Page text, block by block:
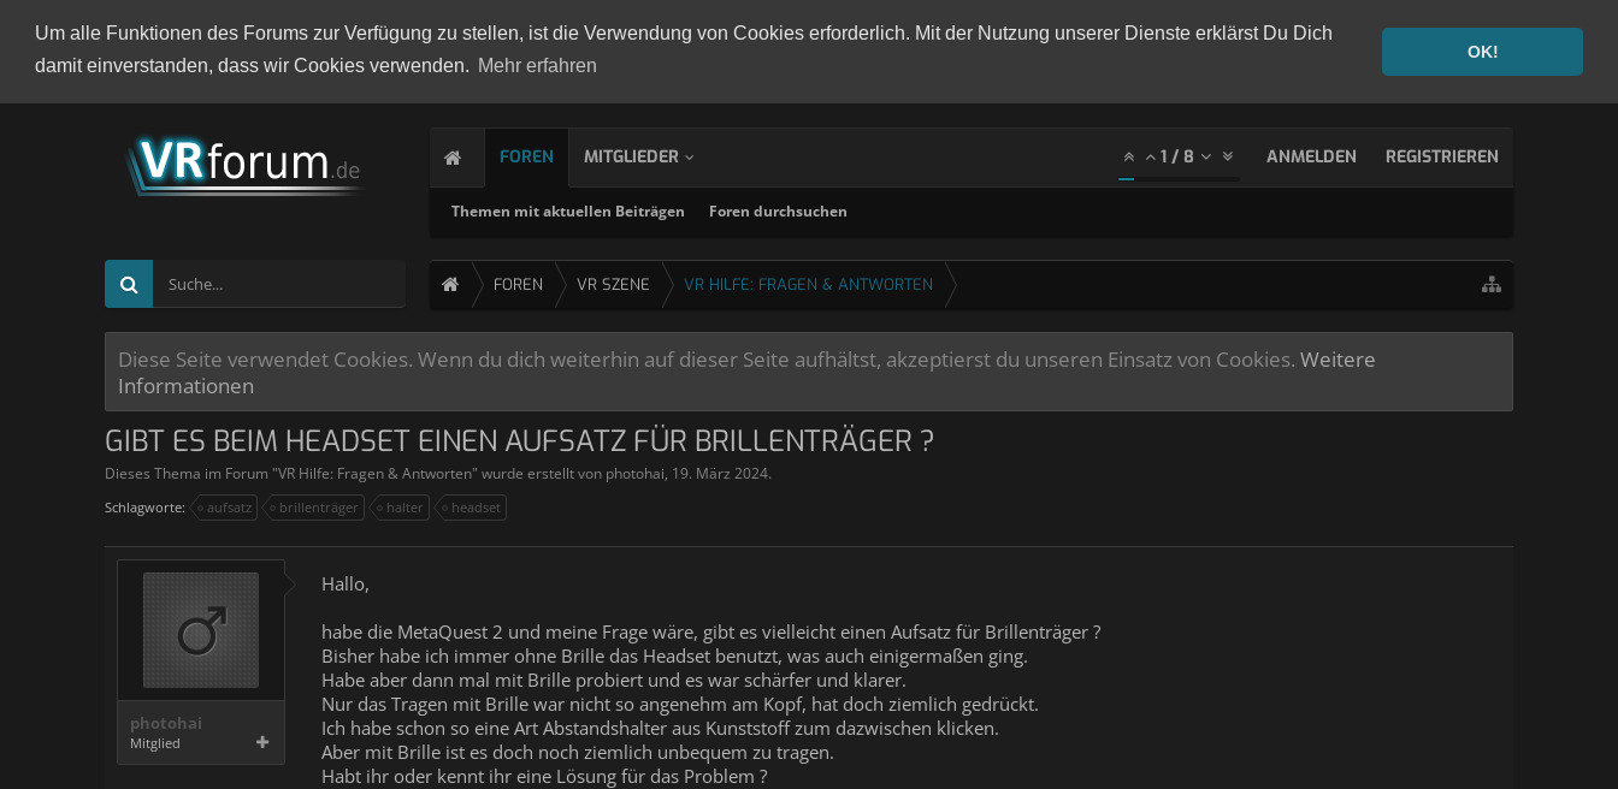
Um alle Funktionen des Forums zur Verfügung zu stellen, ist die Verwendung von Cookies erforderlich. Mit der Nutzung unserer Dienste erklärst Du Dich
damit einverstanden, dass wir Cookies verwenden. Mehr erfahren
OK!
FOREN
Themen mit aktuellen Beiträgen Foren durchsuchen
MITGLIEDER 1 / 8 ANMELDEN REGISTRIEREN
FOREN VR SZENE VR HILFE: FRAGEN & ANTWORTEN
Diese Seite verwendet Cookies. Wenn du dich weiterhin auf dieser Seite aufhältst, akzeptierst du unseren Einsatz von Cookies. Weitere
Informationen
GIBT ES BEIM HEADSET EINEN AUFSATZ FÜR BRILLENTRÄGER ?
Dieses Thema im Forum "VR Hilfe: Fragen & Antworten" wurde erstellt von photohai, 19. März 2024.
Schlagworte: aufsatz brillenträger halter headset
photohai
Mitglied
Hallo,
habe die MetaQuest 2 und meine Frage wäre, gibt es vielleicht einen Aufsatz für Brillenträger ?
Bisher habe ich immer ohne Brille das Headset benutzt, was auch einigermaßen ging.
Habe aber dann mal mit Brille probiert und es war schärfer und klarer.
Nur das Tragen mit Brille war nicht so angenehm am Kopf, hat doch ziemlich gedrückt.
Ich habe schon so eine Art Abstandshalter aus Kunststoff zum dazwischen klicken.
Aber mit Brille ist es doch noch ziemlich unbequem zu tragen.
Habt ihr oder kennt ihr eine Lösung für das Problem ?